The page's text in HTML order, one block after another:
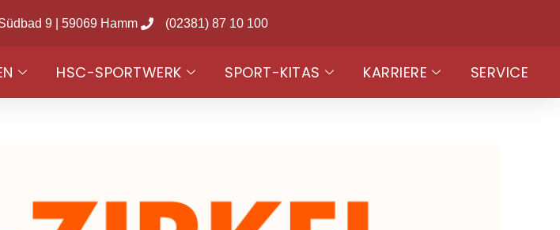
9 | 59069 Hamm (02381) 87 10 100
HSC-SPORTWERK SPORT-KITAS KARRIERE SERVICE